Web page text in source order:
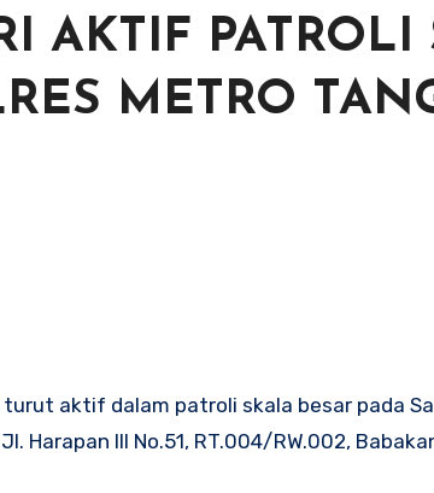
AKTIF PATROLI
METRO
aktif dalam patroli skala besar pada
Harapan III No.51, RT.004/RW.002,